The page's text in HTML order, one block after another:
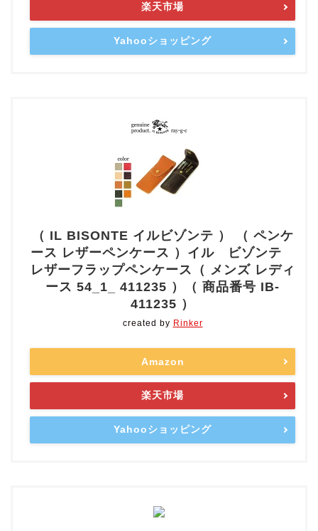
楽天市場
Yahooショッピング
（ IL BISONTE イルビゾンテ ） （ ペンケ
ース レザーペンケース ）イル ビゾンテ
レザーフラップペンケース（ メンズ レディ
ース 54_1_ 411235 ）（ 商品番号 IB-
411235 ）
created by Rinker
Amazon
楽天市場
Yahooショッピング